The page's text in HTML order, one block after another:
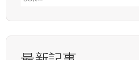
索: